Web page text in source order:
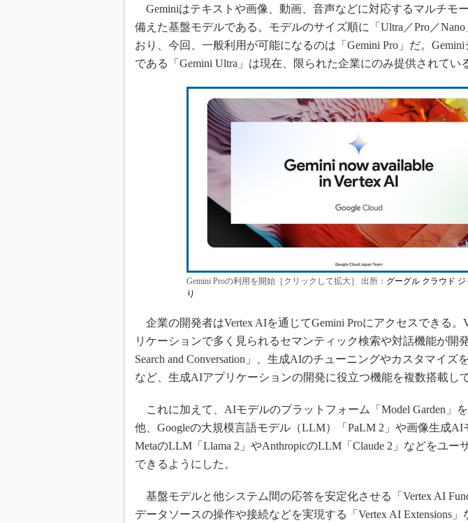
植物工場
知財マネジメ
グローバル設計
Geminiはテキストや画像、動画、音声などに対応するマルチモ
備えた基盤モデルである。モデルのサイズ順に「Ultra／Pro／
おり、今回、一般利用が可能になるのは「Gemini Pro」だ。
である「Gemini Ultra」は現在、限られた企業にのみ提供されてい
Gemini Proの利用を開始［クリックして拡大］ 出所： グーグル クラウド
り
企業の開発者はVertex AIを通じてGemini Proにアクセスできる。
リケーションで多く見られるセマンティック検索や対話機能が開
Search and Conversation」、生成AIのチューニングやカスタマイズ
など、生成AIアプリケーションの開発に役立つ機能を複数搭載して
これに加えて、AIモデルのプラットフォーム「Model Garden」
他、Googleの大規模言語モデル（LLM）「PaLM 2」や画像生成AI
MetaのLLM「Llama 2」やAnthropicのLLM「Claude 2」などをユー
できるようにした。
基盤モデルと他システム間の応答を安定化させる「Vertex AI
データソースの操作や接続などを実現する「Vertex AI Extensions